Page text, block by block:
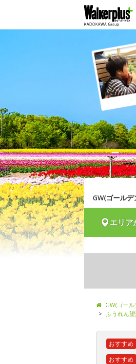
GW(ゴール
エリア
GW(ゴー
ふうれん
おすすめ
おすすめ